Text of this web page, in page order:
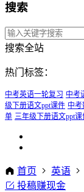
搜索
搜索全站
热门标签：
中考英语一轮复习 中考
级下册语文ppt课件 中
单 三年级下册语文ppt课
首页 英语
投稿赚现金